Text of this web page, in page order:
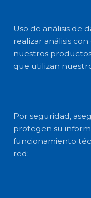
Uso de análisis de
realizar análisis
nuestros
que utilizan
Por seguridad,
protegen su
funcionamiento
red;